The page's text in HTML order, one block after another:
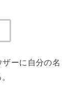
ーに自分の名